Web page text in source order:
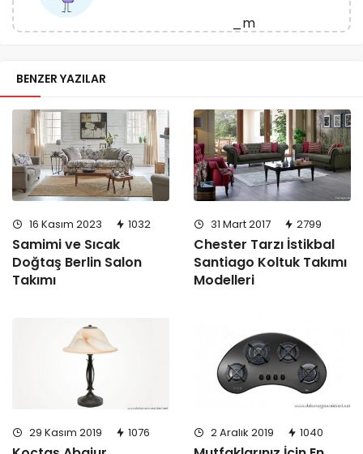
BENZER YAZILAR
16 Kasım 2023 1032
Samimi ve Sıcak
Doğtaş Berlin Salon
Takımı
31 Mart 2017 2799
Chester Tarzı İstikbal
Santiago Koltuk Takımı
Modelleri
29 Kasım 2019 1076 2 Aralık 2019 1040